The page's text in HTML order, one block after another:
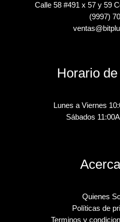
Calle 58 #491 x 57 y 59
(9997)
Horario
Lunes a Viernes
Sábados
Quienes
Políticas de
Terminos y